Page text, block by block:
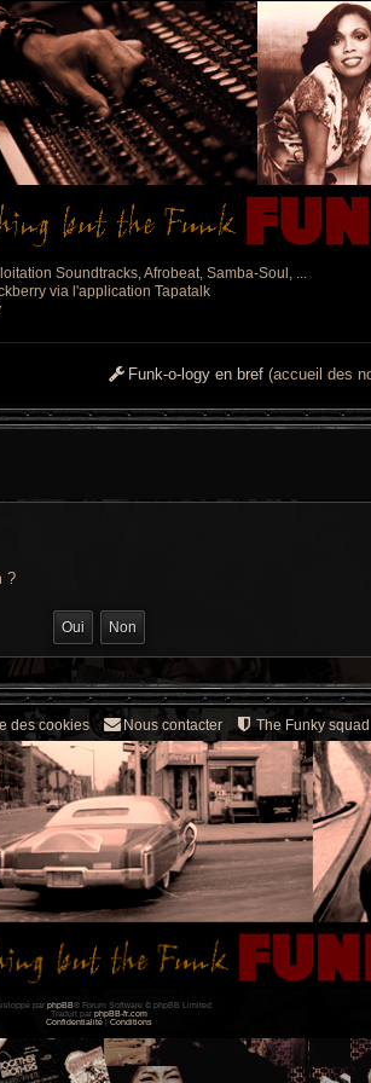
Soundtracks, Afrobeat, Samba-Soul, ...
via l'application Tapatalk
Funk-o-logy en bref (accueil des
?
The Funky squad
Nous contacter
des cookies
par phpBB® Forum Software © phpBB Limited
Traduit par phpBB-fr.com
Confidentialité
Conditions